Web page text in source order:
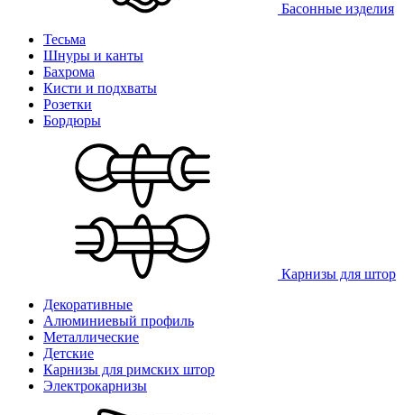
Басонные изделия
Тесьма
Шнуры и канты
Бахрома
Кисти и подхваты
Розетки
Бордюры
Карнизы для штор
Декоративные
Алюминиевый профиль
Металлические
Детские
Карнизы для римских штор
Электрокарнизы